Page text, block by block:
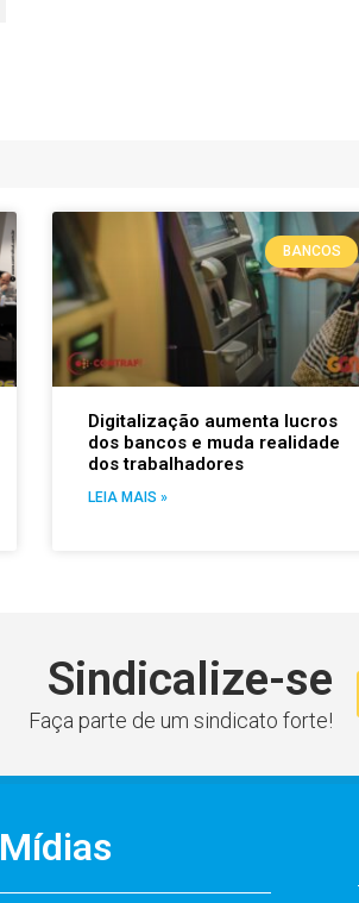
BANCOS
Digitalização aumenta lucros
dos bancos e muda realidade
dos trabalhadores
LEIA MAIS »
Sindicalize-se
Faça parte de um sindicato forte!
Mídias